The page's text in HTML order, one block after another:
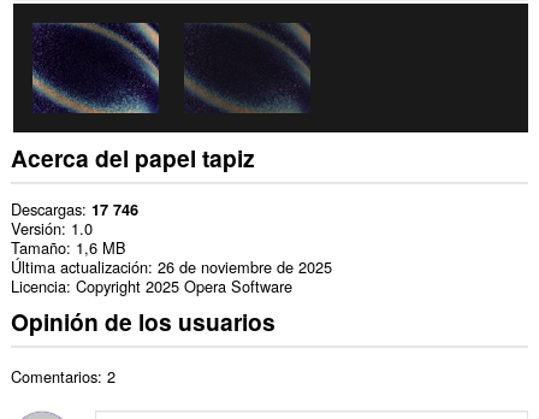
Acerca del papel tapiz
Descargas 17 746
Versión 1.0
Tamaño 1,6 MB
Última actualización 26 de noviembre de 2025
Licencia Copyright 2025 Opera Software
Opinión de los usuarios
Comentarios: 2